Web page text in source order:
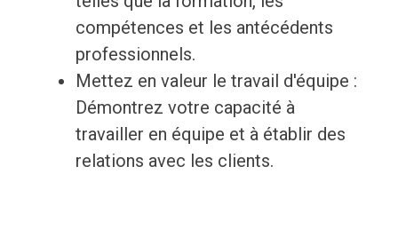
compétences et les antécédents
professionnels.
Mettez en valeur le travail d'équipe :
Démontrez votre capacité à
travailler en équipe et à établir des
relations avec les clients.